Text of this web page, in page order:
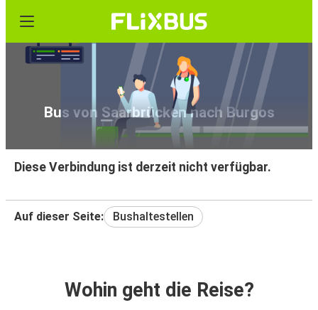
Bus von Saarbrücken nach Burgos
Diese Verbindung ist derzeit nicht verfügbar.
Auf dieser Seite: Bushaltestellen
Wohin geht die Reise?